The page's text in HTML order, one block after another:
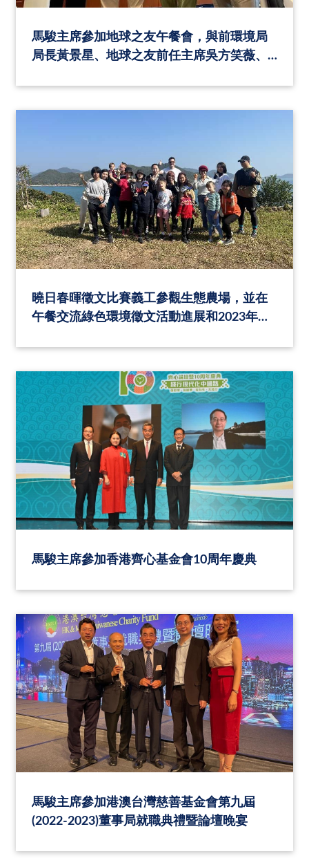
馬駿主席參加地球之友午餐會，與前環境局
局長黃景星、地球之友前任主席吳方笑薇、
曉日春暉徵文比賽義工參觀生態農場，並在
午餐交流綠色環境徵文活動進展和2023年專
馬駿主席參加香港齊心基金會10周年慶典
馬駿主席參加港澳台灣慈善基金會第九屆
(2022-2023)董事局就職典禮暨論壇晚宴